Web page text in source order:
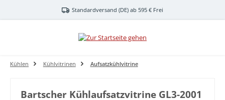
Zum Hauptinhalt springenStandardversand (DE) ab 595 € Frei
Kühlen Kühlvitrinen Aufsatzkühlvitrine
Bartscher Kühlaufsatzvitrine GL3-2001